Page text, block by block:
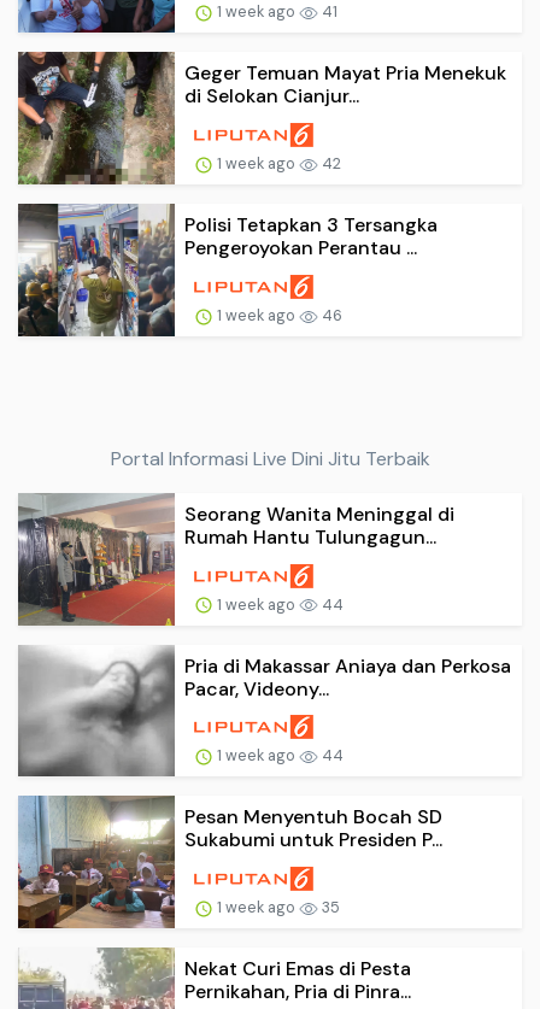
1 week ago 41
Geger Temuan Mayat Pria Menekuk
di Selokan Cianjur...
1 week ago 42
Polisi Tetapkan 3 Tersangka
Pengeroyokan Perantau ...
1 week ago 46
Portal Informasi Live Dini Jitu Terbaik
Seorang Wanita Meninggal di
Rumah Hantu Tulungagun...
1 week ago 44
Pria di Makassar Aniaya dan Perkosa
Pacar, Videony...
1 week ago 44
Pesan Menyentuh Bocah SD
Sukabumi untuk Presiden P...
1 week ago 35
Nekat Curi Emas di Pesta
Pernikahan, Pria di Pinra...